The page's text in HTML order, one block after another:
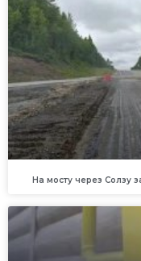
На мосту через Солзу